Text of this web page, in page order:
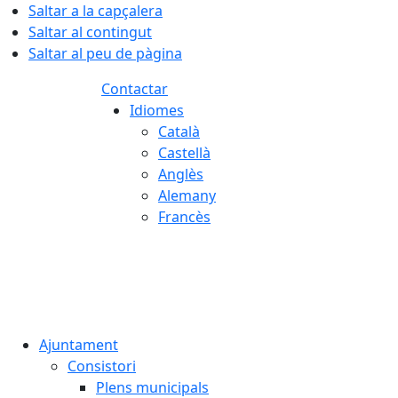
Saltar a la capçalera
Saltar al contingut
Saltar al peu de pàgina
Contactar
Idiomes
Català
Castellà
Anglès
Alemany
Francès
Ajuntament
Consistori
Plens municipals